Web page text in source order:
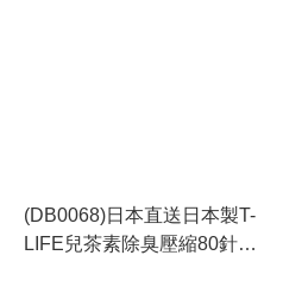
(DB0068)日本直送日本製T-
LIFE兒茶素除臭壓縮80針絲